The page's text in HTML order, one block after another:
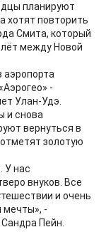
планируют
хотят повторить
Смита, который
между Новой
аэропорта
-
Улан-Удэ.
и снова
вернуться в
золотую
У нас
внуков. Все
и очень
мечты», -
Пейн.